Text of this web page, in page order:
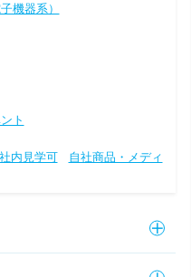
機器系）
ト
社内見学可
自社商品・メディ